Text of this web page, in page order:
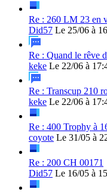
Re : 260 LM 23 en
Did57 Le 25/06 à
Re : Quand le rêve
keke Le 22/06 à
Re : Transcup 210
keke Le 22/06 à
Re : 400 Trophy à
coyote Le 31/05 à
Re : 200 CH 00171
Did57 Le 16/05 à